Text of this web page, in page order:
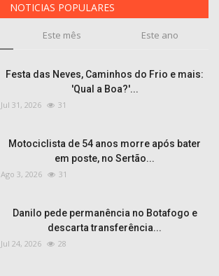
NOTICIAS POPULARES
Este mês Este ano
Festa das Neves, Caminhos do Frio e mais:
'Qual a Boa?'...
Jul 31, 2026 31
Motociclista de 54 anos morre após bater
em poste, no Sertão...
Ago 3, 2026 31
Danilo pede permanência no Botafogo e
descarta transferência...
Jul 24, 2026 28